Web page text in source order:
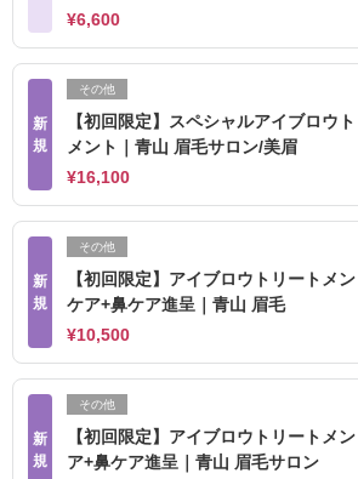
¥6,600
新
規
その他
【初回限定】スペシャルアイブロウ
メント｜青山 眉毛サロン/美眉
¥16,100
新
規
その他
【初回限定】アイブロウトリートメ
ケア+鼻ケア進呈｜青山 眉毛
¥10,500
新
規
その他
【初回限定】アイブロウトリートメ
ア+鼻ケア進呈｜青山 眉毛サロン